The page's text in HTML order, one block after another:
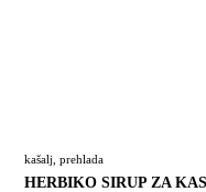
kašalj prehlada
HERBIKO SIRUP ZA